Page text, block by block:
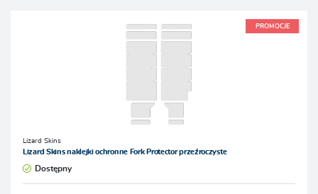
PROMOCJE
Lizard Skins
Lizard Skins naklejki ochronne Fork Protector przeźroczyste
Dostępny